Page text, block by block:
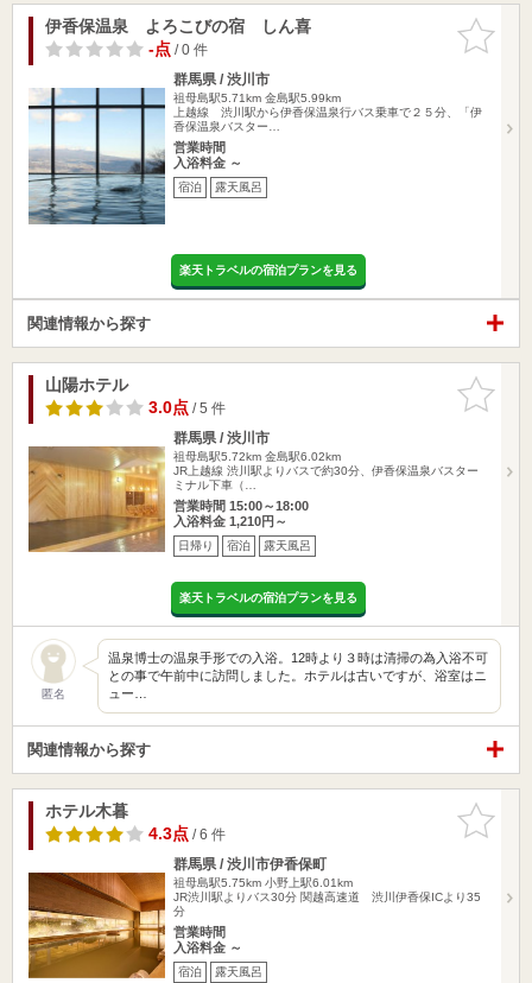
お気に入
りに追加
伊香保温泉 よろこびの宿 しん喜
-点/ 0 件
群馬県 / 渋川市
祖母島駅5.71km 金島駅5.99km
上越線 渋川駅から伊香保温泉行バス乗車で２５分、「伊
香保温泉バスター…
営業時間
入浴料金 ～
宿泊 露天風呂
楽天トラベルの宿泊プランを見る
関連情報から探す
お気に入
りに追加
山陽ホテル
3.0点/ 5 件
群馬県 / 渋川市
祖母島駅5.72km 金島駅6.02km
JR上越線 渋川駅よりバスで約30分、伊香保温泉バスター
ミナル下車（…
営業時間 15:00～18:00
入浴料金 1,210円～
日帰り 宿泊 露天風呂
楽天トラベルの宿泊プランを見る
匿名
温泉博士の温泉手形での入浴。12時より３時は清掃の為入浴不可
との事で午前中に訪問しました。ホテルは古いですが、浴室はニ
ュー…
関連情報から探す
お気に入
りに追加
ホテル木暮
4.3点/ 6 件
群馬県 / 渋川市伊香保町
祖母島駅5.75km 小野上駅6.01km
JR渋川駅よりバス30分 関越高速道 渋川伊香保ICより35
分
営業時間
入浴料金 ～
宿泊 露天風呂